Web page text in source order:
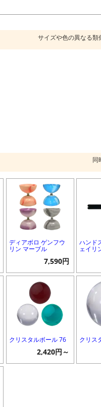
サイズや色の異なる
同
ディアボロ ゲンフウ
リン マーブル
7,590円
ハンド
ェイリ
クリスタルボール 76
2,420円～
クリス